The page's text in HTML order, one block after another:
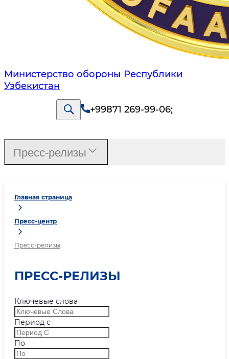
Министерство обороны Республики
Узбекистан
+99871 269-99-06;
Главная страница
Пресс-центр
Пресс-релизы
ПРЕСС-РЕЛИЗЫ
Ключевые слова
Период с
По
Пресс-релизы